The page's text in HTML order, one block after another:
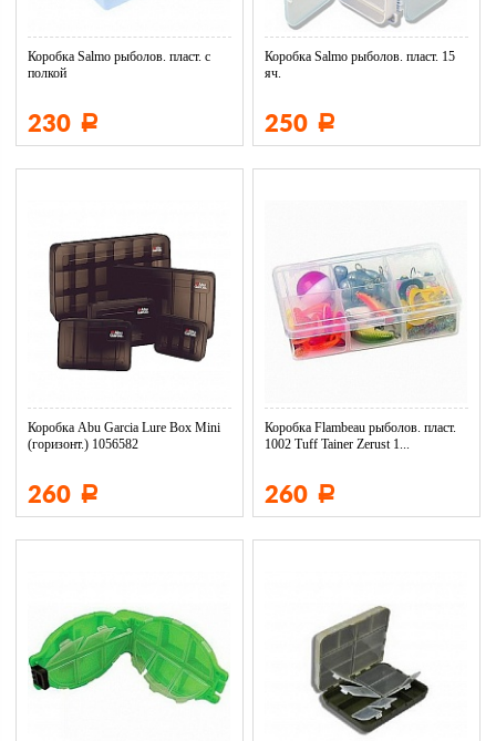
Коробка Salmo рыболов. пласт. с
полкой
230 Р
Коробка Salmo рыболов. пласт. 15
яч.
250 Р
Коробка Abu Garcia Lure Box Mini
(горизонт.) 1056582
260 Р
Коробка Flambeau рыболов. пласт.
1002 Tuff Tainer Zerust 1...
260 Р